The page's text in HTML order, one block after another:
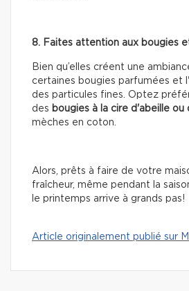
8. Faites attention aux bougies
Bien qu’elles créent une
certaines bougies parfumées et
des particules fines. Optez
des bougies à la cire d'abeille ou
mèches en coton.
Alors, prêts à faire de votre
fraîcheur, même pendant la
le printemps arrive à grands pas!
Article originalement publié sur